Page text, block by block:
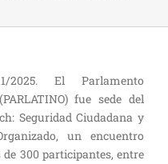
2025. El Parlamento
fue sede del
Seguridad Ciudadana y
un encuentro
300 participantes, entre